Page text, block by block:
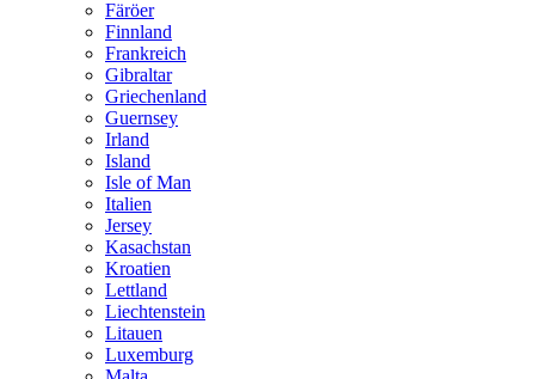
Färöer
Finnland
Frankreich
Gibraltar
Griechenland
Guernsey
Irland
Island
Isle of Man
Italien
Jersey
Kasachstan
Kroatien
Lettland
Liechtenstein
Litauen
Luxemburg